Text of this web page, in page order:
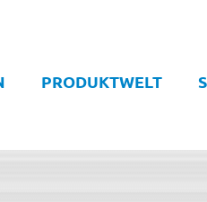
PRODUKTWELT